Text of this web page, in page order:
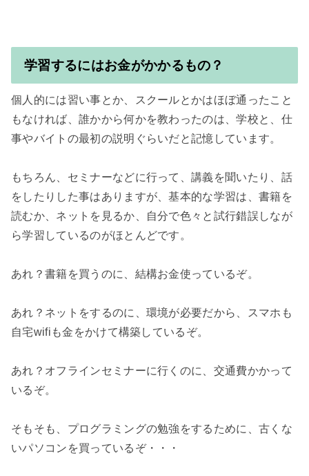
学習するにはお金がかかるもの？
個人的には習い事とか、スクールとかはほぼ通ったこと
もなければ、誰かから何かを教わったのは、学校と、仕
事やバイトの最初の説明ぐらいだと記憶しています。
もちろん、セミナーなどに行って、講義を聞いたり、話
をしたりした事はありますが、基本的な学習は、書籍を
読むか、ネットを見るか、自分で色々と試行錯誤しなが
ら学習しているのがほとんどです。
あれ？書籍を買うのに、結構お金使っているぞ。
あれ？ネットをするのに、環境が必要だから、スマホも
自宅wifiも金をかけて構築しているぞ。
あれ？オフラインセミナーに行くのに、交通費かかって
いるぞ。
そもそも、プログラミングの勉強をするために、古くな
いパソコンを買っているぞ・・・